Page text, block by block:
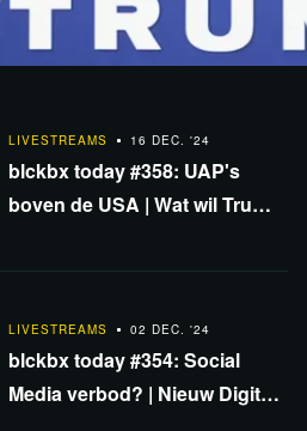
bedreigt NAVO-steun
Georgië | Grooming…
LIVESTREAMS 16 DEC. '24
blckbx today #358: UAP's
boven de USA | Wat wil Trump
LIVESTREAMS 02 DEC. '24
blckbx today #354: Social
Media verbod? | Nieuw Digitale